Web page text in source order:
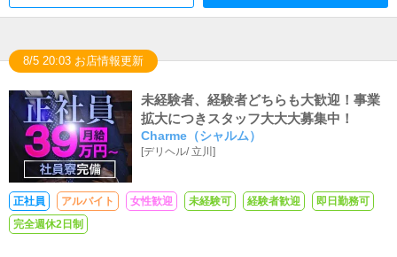
8/5 20:03 お店情報更新
未経験者、経験者どちらも大歓迎！事業
拡大につきスタッフ大大大募集中！
Charme（シャルム）
[デリヘル/ 立川]
正社員 アルバイト 女性歓迎 未経験可 経験者歓迎
即日勤務可
完全週休2日制